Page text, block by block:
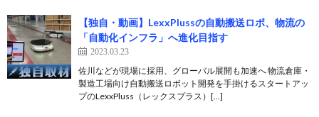
【独自・動画】LexxPlussの自動搬送ロボ、物流の
「自動化インフラ」へ進化目指す
2023.03.23
佐川などが現場に採用、グローバル展開も加速へ 物流倉庫・
製造工場向け自動搬送ロボット開発を手掛けるスタートアッ
プのLexxPluss（レックスプラス）[…]